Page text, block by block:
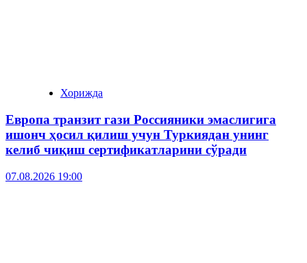
Хорижда
Европа транзит гази Россияники эмаслигига
ишонч ҳосил қилиш учун Туркиядан унинг
келиб чиқиш сертификатларини сўради
07.08.2026 19:00